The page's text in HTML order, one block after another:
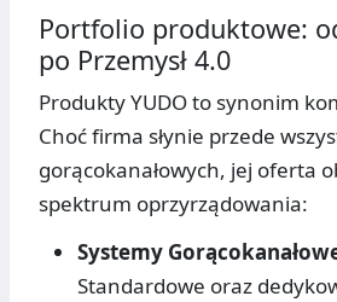
Portfolio produktowe:
po Przemysł 4.0
Produkty YUDO to synonim
Choć firma słynie przede
gorącokanałowych, jej oferta
spektrum oprzyrządowania:
Systemy
Standardowe oraz